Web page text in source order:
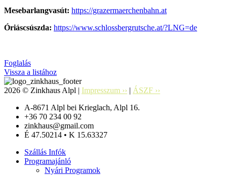
Mesebarlangvasút: https://grazermaerchenbahn.at
Óriáscsúszda: https://www.schlossbergrutsche.at/?LNG=de
Foglalás
Vissza a listához
2026 © Zinkhaus Alpl | Impresszum ›› | ÁSZF ››
A-8671 Alpl bei Krieglach, Alpl 16.
+36 70 234 00 92
zinkhaus@gmail.com
É 47.50214 • K 15.63327
Szállás Infók
Programajánló
Nyári Programok